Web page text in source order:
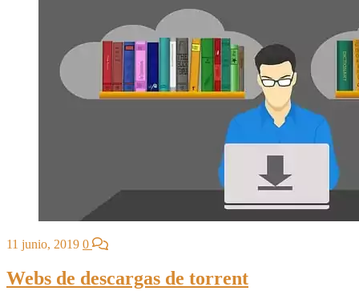
11 junio, 2019 0
Webs de descargas de torrent